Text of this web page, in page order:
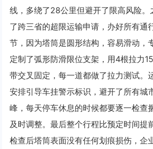
线，多绕了28公里但避开了限高风险。
了跨三省的超限运输申请，办好所有通
节，因为塔筒是圆形结构，容易滑动，
定制了弧形防滑限位支架，用4根拉力
带交叉固定，每一道都做了拉力测试。
安排引导车挂警示标识，避开了所有城
峰，每天停车休息的时候都要逐一检查
及时调整。最后整个行程比预定时间提
检查后塔筒表面没有任何划痕损伤，企